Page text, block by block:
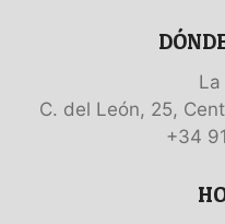
C. del León, 25,
+34